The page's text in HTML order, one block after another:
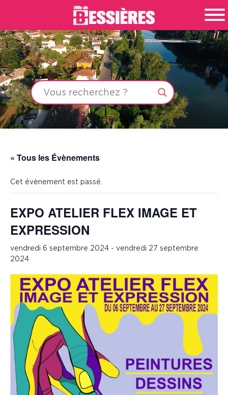
« Tous les Évènements
Cet évènement est passé.
EXPO ATELIER FLEX IMAGE ET
EXPRESSION
vendredi 6 septembre 2024 - vendredi 27 septembre
2024